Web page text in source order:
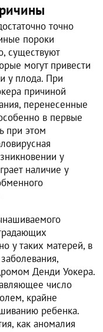
точно
пороки
существуют
могут привести
у плода. При
причиной
перенесенные
в первые
при этом
у
наличие у
у таких матерей, в
Денди Уокера.
число
крайне
ребенка.
как аномалия